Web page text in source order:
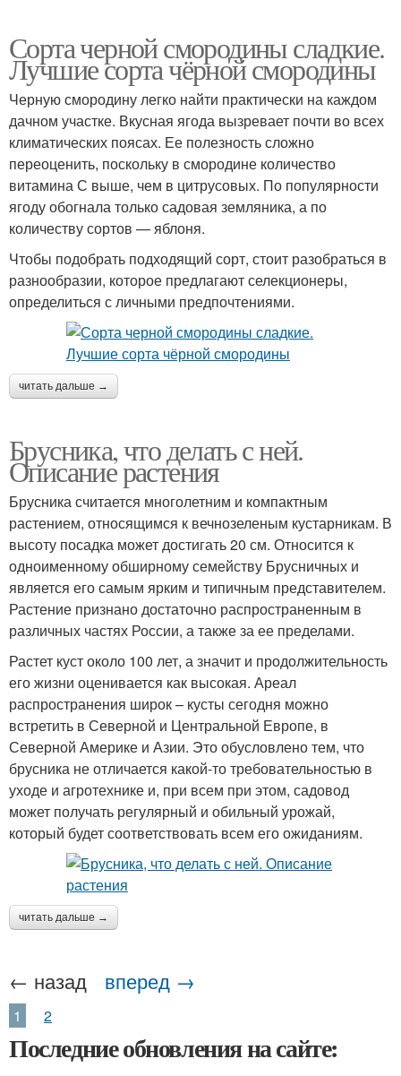
Сорта черной смородины сладкие.
Лучшие сорта чёрной смородины
Черную смородину легко найти практически на каждом
дачном участке. Вкусная ягода вызревает почти во всех
климатических поясах. Ее полезность сложно
переоценить, поскольку в смородине количество
витамина С выше, чем в цитрусовых. По популярности
ягоду обогнала только садовая земляника, а по
количеству сортов — яблоня.
Чтобы подобрать подходящий сорт, стоит разобраться в
разнообразии, которое предлагают селекционеры,
определиться с личными предпочтениями.
читать дальше →
Брусника, что делать с ней.
Описание растения
Брусника считается многолетним и компактным
растением, относящимся к вечнозеленым кустарникам. В
высоту посадка может достигать 20 см. Относится к
одноименному обширному семейству Брусничных и
является его самым ярким и типичным представителем.
Растение признано достаточно распространенным в
различных частях России, а также за ее пределами.
Растет куст около 100 лет, а значит и продолжительность
его жизни оценивается как высокая. Ареал
распространения широк – кусты сегодня можно
встретить в Северной и Центральной Европе, в
Северной Америке и Азии. Это обусловлено тем, что
брусника не отличается какой-то требовательностью в
уходе и агротехнике и, при всем при этом, садовод
может получать регулярный и обильный урожай,
который будет соответствовать всем его ожиданиям.
читать дальше →
← назад вперед →
1 2
Последние обновления на сайте: